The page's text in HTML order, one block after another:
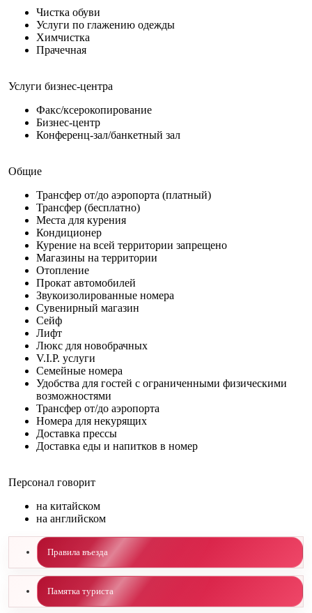
Чистка обуви
Услуги по глажению одежды
Химчистка
Прачечная
Услуги бизнес-центра
Факс/ксерокопирование
Бизнес-центр
Конференц-зал/банкетный зал
Общие
Трансфер от/до аэропорта (платный)
Трансфер (бесплатно)
Места для курения
Кондиционер
Курение на всей территории запрещено
Магазины на территории
Отопление
Прокат автомобилей
Звукоизолированные номера
Сувенирный магазин
Сейф
Лифт
Люкс для новобрачных
V.I.P. услуги
Семейные номера
Удобства для гостей с ограниченными физическими
возможностями
Трансфер от/до аэропорта
Номера для некурящих
Доставка прессы
Доставка еды и напитков в номер
Персонал говорит
на китайском
на английском
Правила въезда
Памятка туриста